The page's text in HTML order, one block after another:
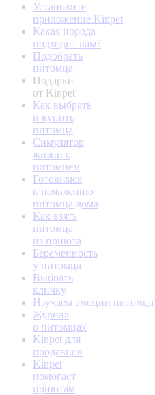
Установите
приложение Kinpet
Какая порода
подходит вам?
Подобрать
питомца
Подарки
от Kinpet
Как выбрать
и купить
питомца
Симулятор
жизни с
питомцем
Готовимся
к появлению
питомца дома
Как взять
питомца
из приюта
Беременность
у питомца
Выбрать
кличку
Изучаем эмоции питомца
Журнал
о питомцах
Kinpet для
продавцов
Kinpet
помогает
приютам